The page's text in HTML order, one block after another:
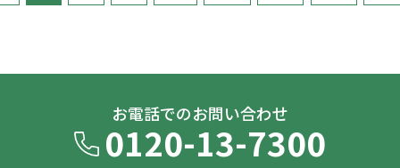
お電話でのお問い合わせ
0120-13-7300